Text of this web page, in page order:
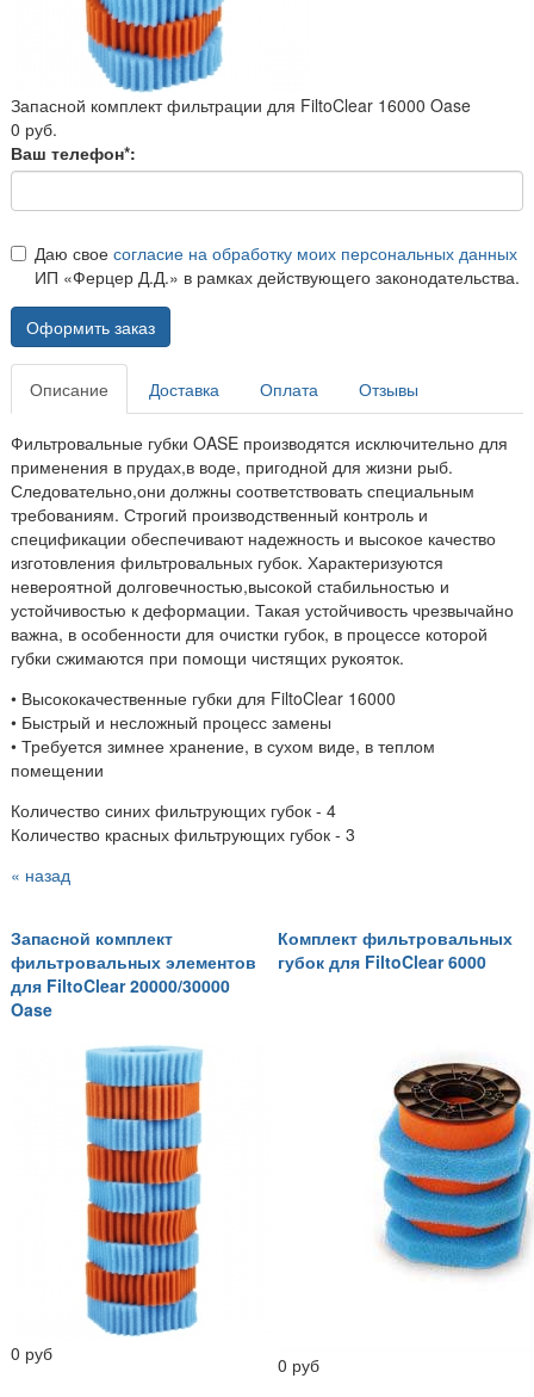
Запасной комплект фильтрации для FiltoClear 16000 Oase
0 руб.
Ваш телефон*:
Даю свое согласие на обработку моих персональных данных
ИП «Ферцер Д.Д.» в рамках действующего законодательства.
Оформить заказ
Описание Доставка Оплата Отзывы
Фильтровальные губки OASE производятся исключительно для
применения в прудах,в воде, пригодной для жизни рыб.
Следовательно,они должны соответствовать специальным
требованиям. Строгий производственный контроль и
спецификации обеспечивают надежность и высокое качество
изготовления фильтровальных губок. Характеризуются
невероятной долговечностью,высокой стабильностью и
устойчивостью к деформации. Такая устойчивость чрезвычайно
важна, в особенности для очистки губок, в процессе которой
губки сжимаются при помощи чистящих рукояток.
• Высококачественные губки для FiltoClear 16000
• Быстрый и несложный процесс замены
• Требуется зимнее хранение, в сухом виде, в теплом
помещении
Количество синих фильтрующих губок - 4
Количество красных фильтрующих губок - 3
« назад
Запасной комплект
фильтровальных элементов
для FiltoClear 20000/30000
Oase
0 руб
Комплект фильтровальных
губок для FiltoClear 6000
0 руб